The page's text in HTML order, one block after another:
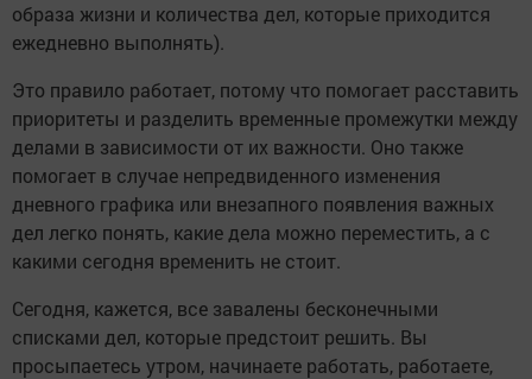
образа жизни и количества дел, которые приходится
ежедневно выполнять).
Это правило работает, потому что помогает расставить
приоритеты и разделить временные промежутки между
делами в зависимости от их важности. Оно также
помогает в случае непредвиденного изменения
дневного графика или внезапного появления важных
дел легко понять, какие дела можно переместить, а с
какими сегодня временить не стоит.
Сегодня, кажется, все завалены бесконечными
списками дел, которые предстоит решить. Вы
просыпаетесь утром, начинаете работать, работаете,